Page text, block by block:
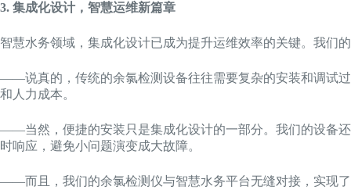
3. 集成化设计，智慧运维新篇章
智慧水务领域，集成化设计已成为提升运维效率的关键。我们
——说真的，传统的余氯检测设备往往需要复杂的安装和调试
和人力成本。
——当然，便捷的安装只是集成化设计的一部分。我们的设备
时响应，避免小问题演变成大故障。
——而且，我们的余氯检测仪与智慧水务平台无缝对接，实现